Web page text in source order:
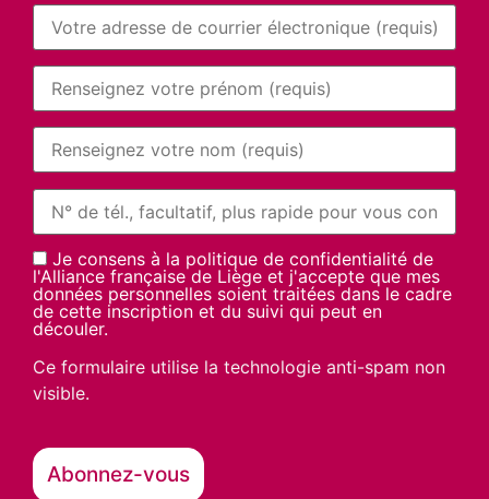
Je consens à la politique de confidentialité de
l'Alliance française de Liège et j'accepte que mes
données personnelles soient traitées dans le cadre
de cette inscription et du suivi qui peut en
découler.
Ce formulaire utilise la technologie anti-spam non
visible.